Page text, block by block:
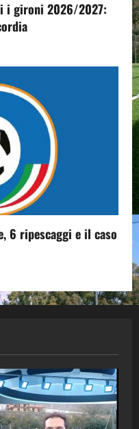
i gironi 2026/2027:
6 ripescaggi e il caso